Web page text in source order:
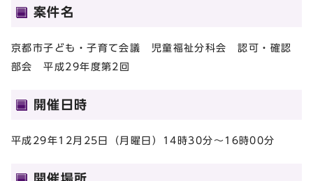
案件名
京都市子ども・子育て会議 児童福祉分科会 認可・確認
部会 平成29年度第2回
開催日時
平成29年12月25日（月曜日）14時30分～16時00分
開催場所